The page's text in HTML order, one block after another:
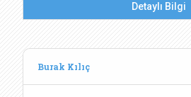
Detaylı Bilgi
Burak Kılıç